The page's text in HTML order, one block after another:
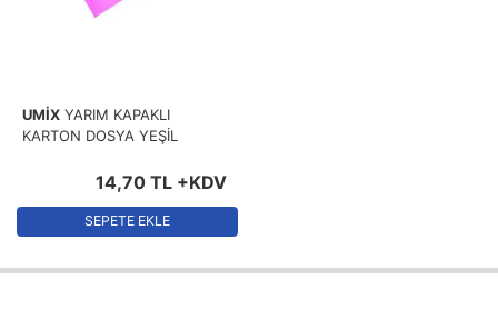
UMİX YARIM KAPAKLI
KARTON DOSYA YEŞİL
14,70 TL +KDV
SEPETE EKLE